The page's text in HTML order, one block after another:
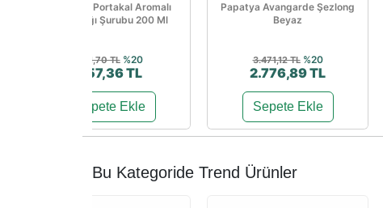
Nutrigen Portakal Aromalı
Balık Yağı Şurubu 200 Ml
821,70 TL %20
657,36 TL
Sepete Ekle
Papatya Avangarde Şezlong
Beyaz
3.471,12 TL %20
2.776,89 TL
Sepete Ekle
Bu Kategoride Trend Ürünler